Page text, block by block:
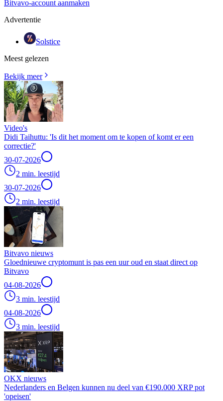
Bitvavo-account aanmaken
Advertentie
Solstice
Meest gelezen
Bekijk meer
Video's
Didi Taihuttu: 'Is dit het moment om te kopen of komt er een
correctie?'
30-07-2026
2 min. leestijd
30-07-2026
2 min. leestijd
Bitvavo nieuws
Gloednieuwe cryptomunt is pas een uur oud en staat direct op
Bitvavo
04-08-2026
3 min. leestijd
04-08-2026
3 min. leestijd
OKX nieuws
Nederlanders en Belgen kunnen nu deel van €190.000 XRP pot
'opeisen'